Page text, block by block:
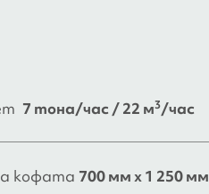
7 тона/час / 22 м3/час
кофата 700 мм x 1 250 мм